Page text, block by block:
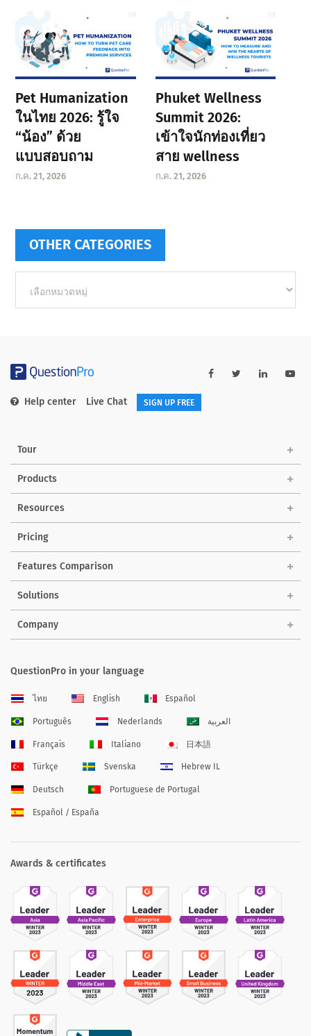
Pet Humanization
ในไทย 2026: รู้ใจ
“น้อง” ด้วย
แบบสอบถาม
ก.ค. 21, 2026
Phuket Wellness
Summit 2026:
เข้าใจนักท่องเที่ยว
สาย wellness
ก.ค. 21, 2026
OTHER CATEGORIES
categories
Help center Live Chat SIGN UP FREE
Tour
Products
Resources
Pricing
Features Comparison
Solutions
Company
QuestionPro in your language
ไทย English Español
Português Nederlands العربية
Français Italiano 日本語
Türkçe Svenska Hebrew IL
Deutsch Portuguese de Portugal
Español / España
Awards & certificates